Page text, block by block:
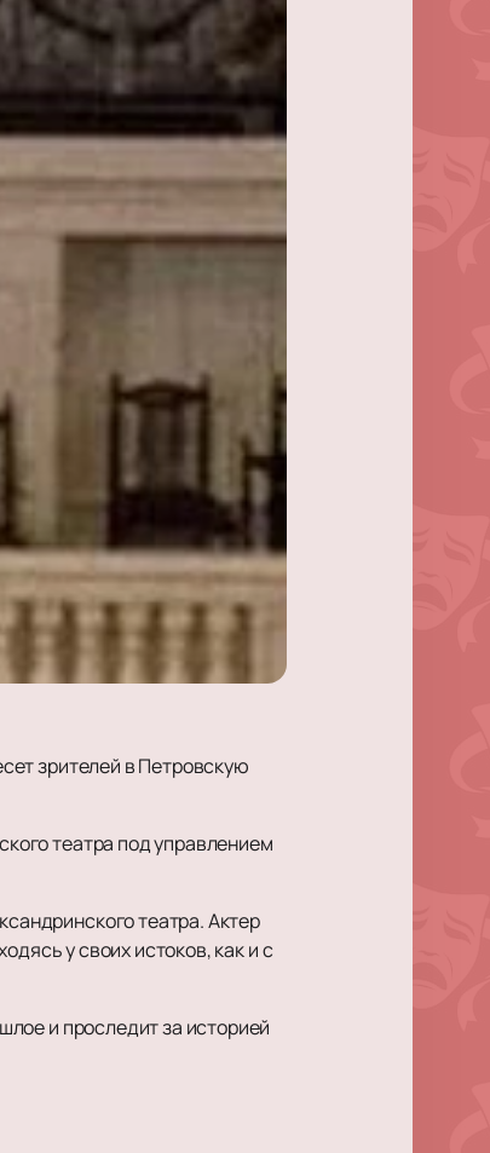
зрителей в Петровскую
театра под управлением
театра. Актер
у своих истоков, как и с
и проследит за историей